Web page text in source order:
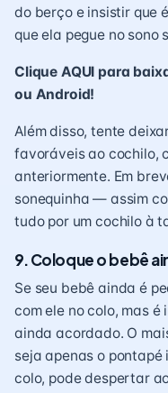
do berço e insistir que
que ela pegue no sono
Clique AQUI para
ou Android!
Além disso, tente
favoráveis ao cochilo,
anteriormente. Em
sonequinha — assim
tudo por um cochilo à
9. Coloque o bebê
Se seu bebê ainda é
com ele no colo, mas
ainda acordado. O
seja apenas o pontapé
colo, pode despertar